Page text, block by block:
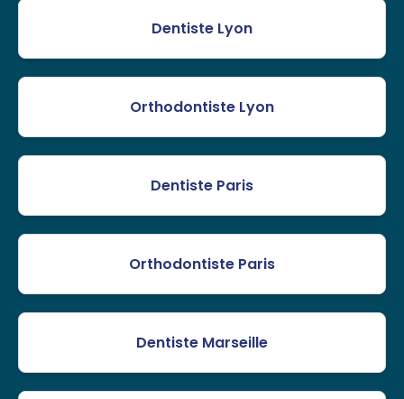
Dentiste Lyon
Orthodontiste Lyon
Dentiste Paris
Orthodontiste Paris
Dentiste Marseille